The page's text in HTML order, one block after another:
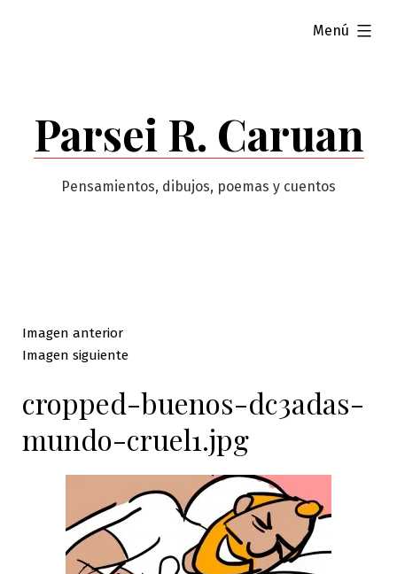
Parsei R. Caruan
Pensamientos, dibujos, poemas y cuentos
Menú
ampliado
Imagen anterior
Imagen siguiente
cropped-buenos-dc3adas-
mundo-cruel1.jpg